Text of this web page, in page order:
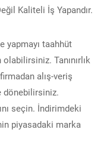
Kaliteli İş Yapandır.
yapmayı taahhüt
Tanınırlık
alış-veriş
dönebilirsiniz.
seçin. İndirimdeki
piyasadaki marka